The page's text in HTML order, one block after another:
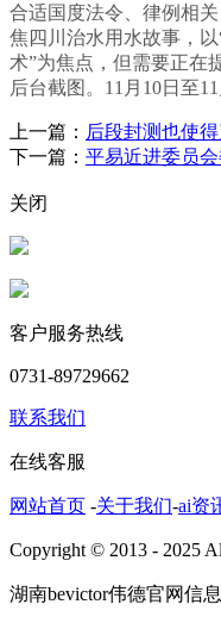
合适国度法令、律例相
焦四川治水用水故事，
术”为焦点，但需要正在
后台截图。11月10日至
上一篇： 后段封测也使
下一篇： 平易近进委员
关闭
客户服务热线
0731-89729662
联系我们
在线客服
网站首页 -关于我们-ai资
Copyright © 2013 - 2025
湖南bevictor伟德官网信